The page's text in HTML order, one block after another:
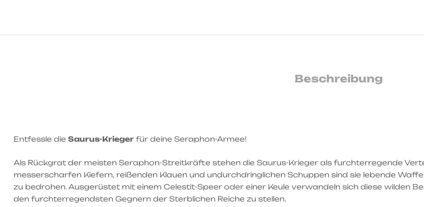
Beschreibung
Entfessle die Saurus-Krieger für deine Seraphon-Armee!
Als Rückgrat der meisten Seraphon-Streitkräfte stehen die Saurus-Krieger als furchterregende
messerscharfen Kiefern, reißenden Klauen und undurchdringlichen Schuppen sind sie lebende
zu bedrohen. Ausgerüstet mit einem Celestit-Speer oder einer Keule verwandeln sich diese wilden
den furchterregendsten Gegnern der Sterblichen Reiche zu stellen.